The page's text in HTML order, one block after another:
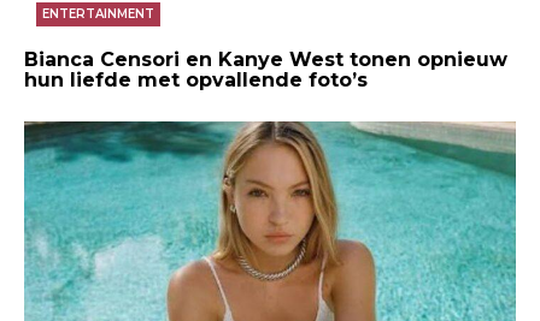
ENTERTAINMENT
Bianca Censori en Kanye West tonen opnieuw
hun liefde met opvallende foto’s